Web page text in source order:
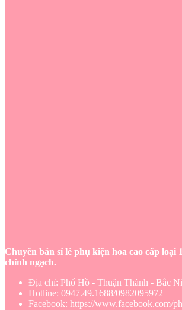
Chuyên bán sỉ lẻ phụ kiện hoa cao cấp loại
chính ngạch.
Địa chỉ: Phố Hồ - Thuận Thành - Bắc
Hotline: 0947.49.1688/0982095972
Facebook: https://www.facebook.com/